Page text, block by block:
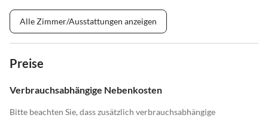
Alle Zimmer/Ausstattungen anzeigen
Preise
Verbrauchsabhängige Nebenkosten
Bitte beachten Sie, dass zusätzlich verbrauchsabhängige